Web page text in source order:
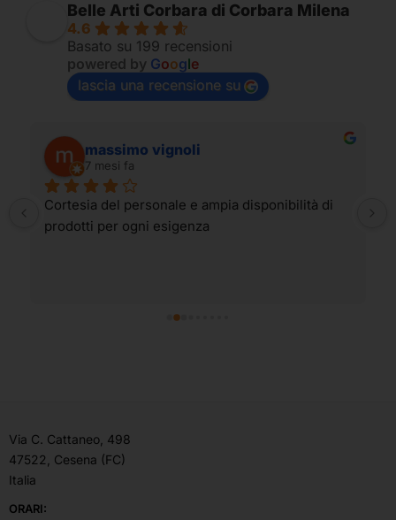
Belle Arti Corbara di Corbara Milena
4.6
Basato su 199 recensioni
powered by Google
lascia una recensione su
massimo vignoli
7 mesi fa
Cortesia del personale e ampia disponibilità di
prodotti per ogni esigenza
Via C. Cattaneo, 498
47522, Cesena (FC)
Italia
ORARI: